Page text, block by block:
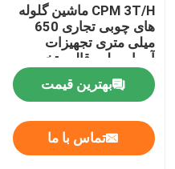
CPM 3T/H ماشین گلوله
های چوبی تجاری 650
میلی متری تجهیزات
آسیاب پلت قالب تخت
بهترین قیمت
تماس با ما